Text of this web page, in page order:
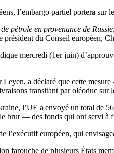
l’embargo partiel portera
pétrole en provenance de
président du Conseil européen,
mercredi (1er juin)
a déclaré que cette mesure
transitant par oléoduc sur
l’UE a envoyé un total de
brut — des fonds qui ont servi à
l’exécutif européen, qui
farouche de plusieurs États